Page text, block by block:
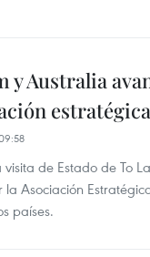
y Australia
estratégica
visita de Estado de To
la Asociación
países.